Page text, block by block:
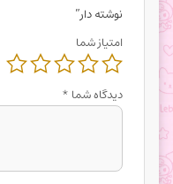
نوشته دار”
امتیاز شما
دیدگاه شما *